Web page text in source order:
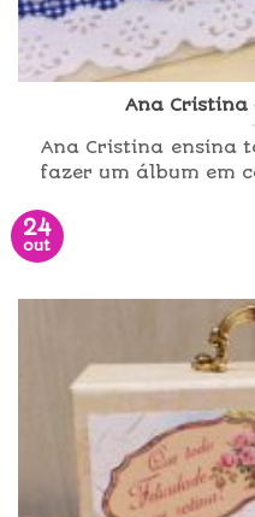
Ana
Ana Cristina ensina
fazer um álbum em
24
out